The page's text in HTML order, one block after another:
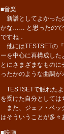
■音楽
新譜としてよかった
かな…… と思ったので
ですね．
他にはTESTSETの
ーを中心に再構成し
とにさまざまなもの
ったかのような曲調が
TESTSETで触れた
を受けた自分としては
また、ジェフ・ベッ
はそういうことが多々
■映画